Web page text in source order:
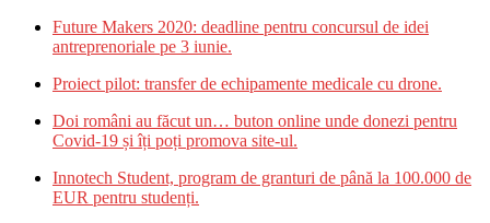
Future Makers 2020: deadline pentru concursul de idei
antreprenoriale pe 3 iunie.
Proiect pilot: transfer de echipamente medicale cu drone.
Doi români au făcut un… buton online unde donezi pentru
Covid-19 și îți poți promova site-ul.
Innotech Student, program de granturi de până la 100.000 de
EUR pentru studenți.